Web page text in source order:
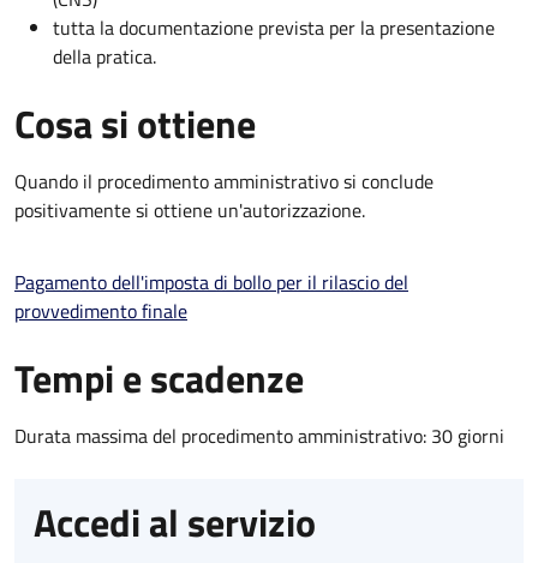
tutta la documentazione prevista per la presentazione
della pratica.
Cosa si ottiene
Quando il procedimento amministrativo si conclude
positivamente si ottiene un'autorizzazione.
Pagamento dell'imposta di bollo per il rilascio del
provvedimento finale
Tempi e scadenze
Durata massima del procedimento amministrativo: 30 giorni
Accedi al servizio